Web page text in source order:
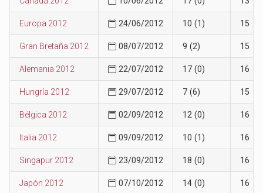
Europa 2012 24/06/2012 10 (1) 15
Gran Bretaña 2012 08/07/2012 9 (2) 15
Alemania 2012 22/07/2012 17 (0) 16
Hungría 2012 29/07/2012 7 (6) 15
Bélgica 2012 02/09/2012 12 (0) 16
Italia 2012 09/09/2012 10 (1) 16
Singapur 2012 23/09/2012 18 (0) 16
Japón 2012 07/10/2012 14 (0) 16